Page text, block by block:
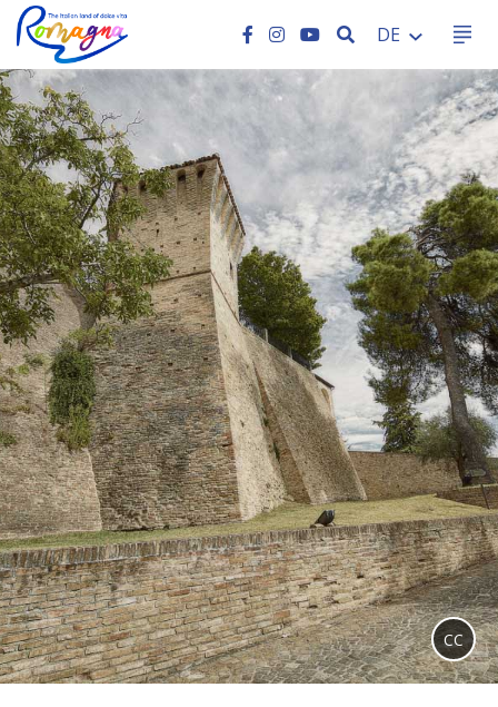
SEARCH
DE
CC